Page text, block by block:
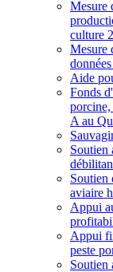
Mesure
culture
Mesure
Aide
Fonds
A au
Soutien
Soutien
aviaire
Appui
Appui
peste
Soutien